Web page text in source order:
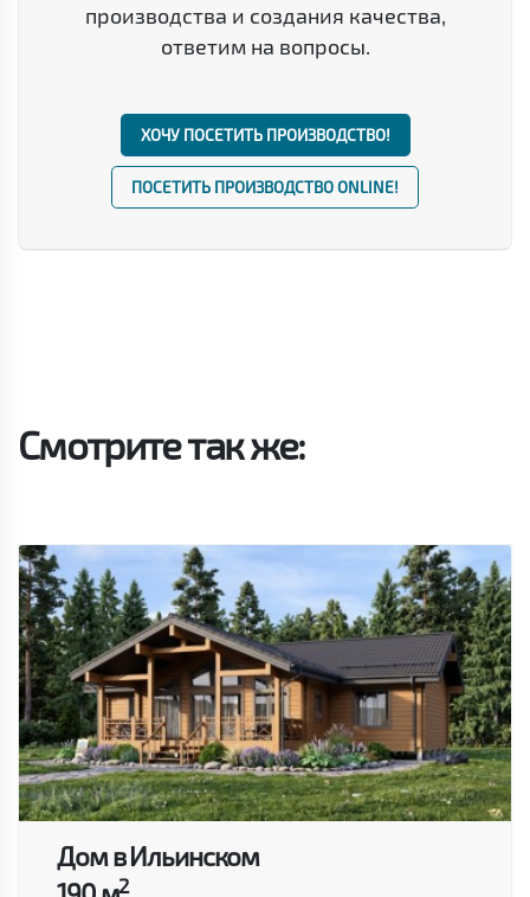
производства и создания качества,
ответим на вопросы.
ХОЧУ ПОСЕТИТЬ ПРОИЗВОДСТВО!
ПОСЕТИТЬ ПРОИЗВОДСТВО ONLINE!
Смотрите так же:
Дом в Ильинском
2